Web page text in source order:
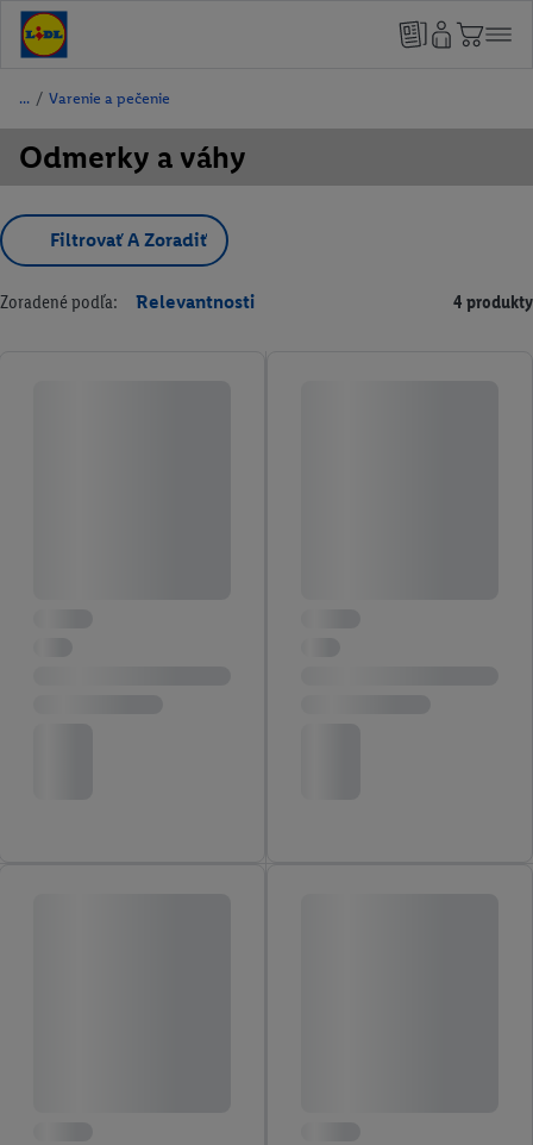
/ Varenie a pečenie
Odmerky a váhy
Filtrovať A Zoradiť
Zoradené podľa: Relevantnosti 4 produkty